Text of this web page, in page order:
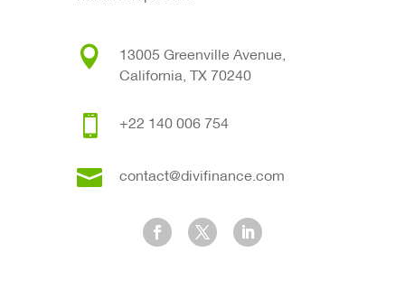

13005 Greenville Avenue,
California, TX 70240
 +22 140 006 754
 contact@divifinance.com